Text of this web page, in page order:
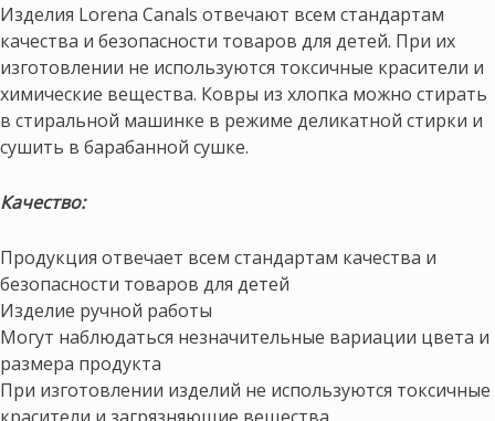
Изделия Lorena Canals отвечают всем стандартам
качества и безопасности товаров для детей. При их
изготовлении не используются токсичные красители и
химические вещества. Ковры из хлопка можно стирать
в стиральной машинке в режиме деликатной стирки и
сушить в барабанной сушке.
Качество:
Продукция отвечает всем стандартам качества и
безопасности товаров для детей
Изделие ручной работы
Могут наблюдаться незначительные вариации цвета и
размера продукта
При изготовлении изделий не используются токсичные